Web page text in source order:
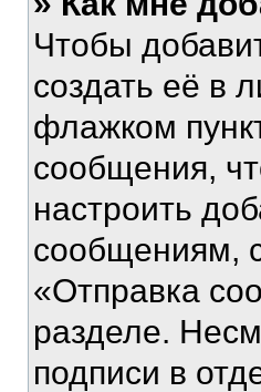
Чтобы
создать её в
флажком
сообщения,
настроить
сообщениям,
«Отправка
разделе.
подписи в